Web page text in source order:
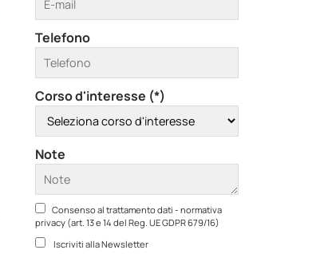
Telefono
Corso d'interesse (*)
Note
Consenso al trattamento dati - normativa
privacy (art. 13 e 14 del Reg. UE GDPR 679/16)
Iscriviti alla Newsletter